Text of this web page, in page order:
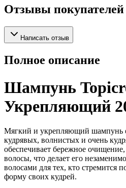
Отзывы покупателей
Написать отзыв
Полное описание
Шампунь
Укрепляющий
Мягкий и укрепляющий шампунь
кудрявых, волнистых и очень
обеспечивает бережное
волосы, что делает его
волосами для тех, кто стремится
форму своих кудрей.